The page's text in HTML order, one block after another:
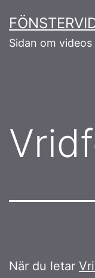
to
content
Sidan om
När du letar